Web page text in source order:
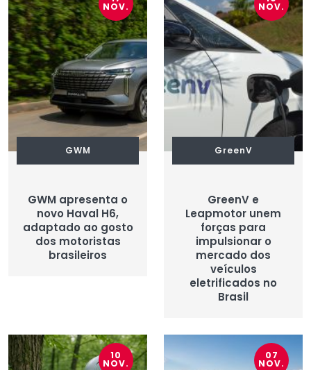
NOV.
GWM
GWM apresenta o
novo Haval H6,
adaptado ao gosto
dos motoristas
brasileiros
NOV.
GreenV
GreenV e
Leapmotor unem
forças para
impulsionar o
mercado dos
veículos
eletrificados no
Brasil
10
NOV.
07
NOV.